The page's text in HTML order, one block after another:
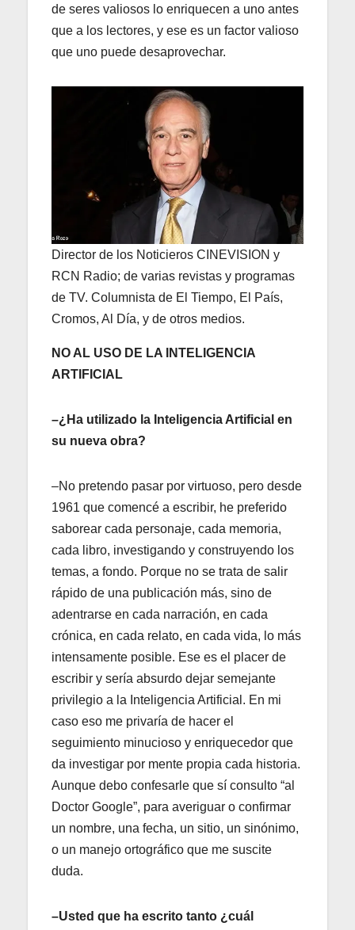
de seres valiosos lo enriquecen a uno antes
que a los lectores, y ese es un factor valioso
que uno puede desaprovechar.
Director de los Noticieros CINEVISION y
RCN Radio; de varias revistas y programas
de TV. Columnista de El Tiempo, El País,
Cromos, Al Día, y de otros medios.
NO AL USO DE LA INTELIGENCIA
ARTIFICIAL
–¿Ha utilizado la Inteligencia Artificial en
su nueva obra?
–No pretendo pasar por virtuoso, pero desde
1961 que comencé a escribir, he preferido
saborear cada personaje, cada memoria,
cada libro, investigando y construyendo los
temas, a fondo. Porque no se trata de salir
rápido de una publicación más, sino de
adentrarse en cada narración, en cada
crónica, en cada relato, en cada vida, lo más
intensamente posible. Ese es el placer de
escribir y sería absurdo dejar semejante
privilegio a la Inteligencia Artificial. En mi
caso eso me privaría de hacer el
seguimiento minucioso y enriquecedor que
da investigar por mente propia cada historia.
Aunque debo confesarle que sí consulto “al
Doctor Google”, para averiguar o confirmar
un nombre, una fecha, un sitio, un sinónimo,
o un manejo ortográfico que me suscite
duda.
–Usted que ha escrito tanto ¿cuál